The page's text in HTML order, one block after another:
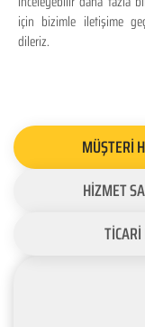
için bizimle iletişime
dileriz.
MÜŞTERİ
HİZMET